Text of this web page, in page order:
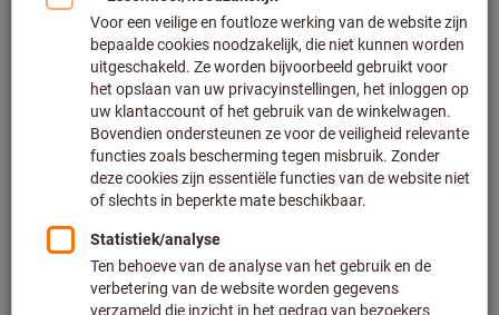
Leverbaar
10 varianten
vanaf
€ 136,00
Excl. BTW Excl. verzendkosten
Naar de varianten
Weldonhouder HSK-A 63 kort